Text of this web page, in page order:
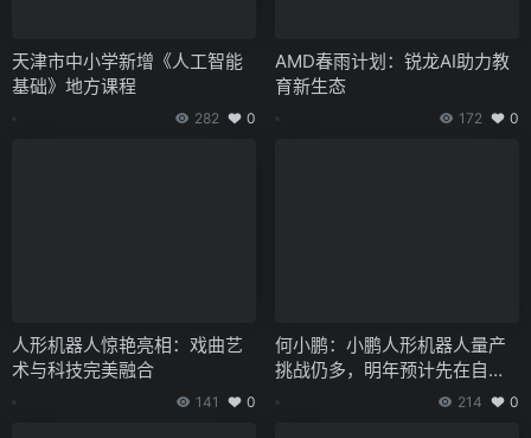
天津市中小学新增《人工智能
基础》地方课程
282 0
AMD春雨计划：锐龙AI助力教
育新生态
172 0
人形机器人惊艳亮相：戏曲艺
术与科技完美融合
141 0
何小鹏：小鹏人形机器人量产
挑战仍多，明年预计先在自家
214 0